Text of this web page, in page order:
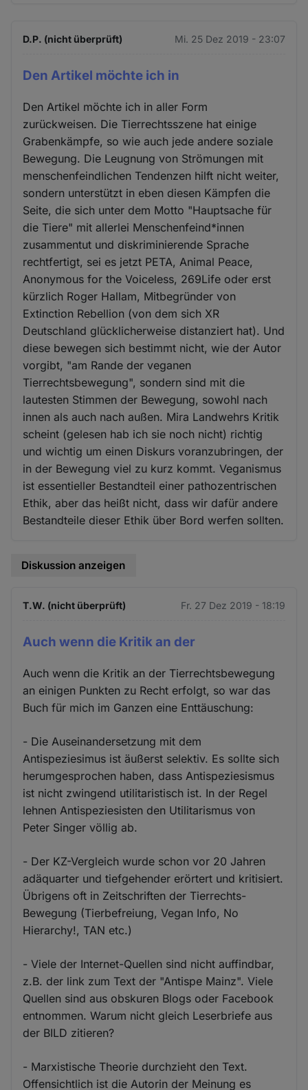
D.P. (nicht überprüft) Mi. 25 Dez 2019 - 23:07
Den Artikel möchte ich in
Den Artikel möchte ich in aller Form
zurückweisen. Die Tierrechtsszene hat einige
Grabenkämpfe, so wie auch jede andere soziale
Bewegung. Die Leugnung von Strömungen mit
menschenfeindlichen Tendenzen hilft nicht weiter,
sondern unterstützt in eben diesen Kämpfen die
Seite, die sich unter dem Motto "Hauptsache für
die Tiere" mit allerlei Menschenfeind*innen
zusammentut und diskriminierende Sprache
rechtfertigt, sei es jetzt PETA, Animal Peace,
Anonymous for the Voiceless, 269Life oder erst
kürzlich Roger Hallam, Mitbegründer von
Extinction Rebellion (von dem sich XR
Deutschland glücklicherweise distanziert hat). Und
diese bewegen sich bestimmt nicht, wie der Autor
vorgibt, "am Rande der veganen
Tierrechtsbewegung", sondern sind mit die
lautesten Stimmen der Bewegung, sowohl nach
innen als auch nach außen. Mira Landwehrs Kritik
scheint (gelesen hab ich sie noch nicht) richtig
und wichtig um einen Diskurs voranzubringen, der
in der Bewegung viel zu kurz kommt. Veganismus
ist essentieller Bestandteil einer pathozentrischen
Ethik, aber das heißt nicht, dass wir dafür andere
Bestandteile dieser Ethik über Bord werfen sollten.
Diskussion anzeigen
T.W. (nicht überprüft) Fr. 27 Dez 2019 - 18:19
Auch wenn die Kritik an der
Auch wenn die Kritik an der Tierrechtsbewegung
an einigen Punkten zu Recht erfolgt, so war das
Buch für mich im Ganzen eine Enttäuschung:
- Die Auseinandersetzung mit dem
Antispeziesimus ist äußerst selektiv. Es sollte sich
herumgesprochen haben, dass Antispeziesismus
ist nicht zwingend utilitaristisch ist. In der Regel
lehnen Antispeziesisten den Utilitarismus von
Peter Singer völlig ab.
- Der KZ-Vergleich wurde schon vor 20 Jahren
adäquarter und tiefgehender erörtert und kritisiert.
Übrigens oft in Zeitschriften der Tierrechts-
Bewegung (Tierbefreiung, Vegan Info, No
Hierarchy!, TAN etc.)
- Viele der Internet-Quellen sind nicht auffindbar,
z.B. der link zum Text der "Antispe Mainz". Viele
Quellen sind aus obskuren Blogs oder Facebook
entnommen. Warum nicht gleich Leserbriefe aus
der BILD zitieren?
- Marxistische Theorie durchzieht den Text.
Offensichtlich ist die Autorin der Meinung es